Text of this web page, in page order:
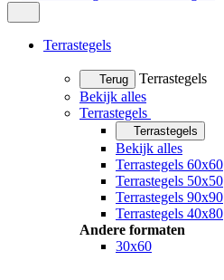
Terrastegels
Terug
Terrastegels
Bekijk alles
Terrastegels
Terrastegels
Bekijk alles
Terrastegels 60x60
Terrastegels 50x50
Terrastegels 90x90
Terrastegels 40x80
Andere formaten
30x60